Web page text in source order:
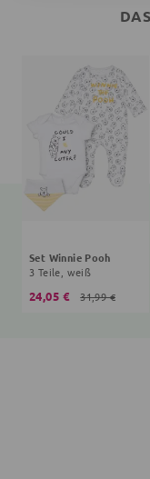
Set Winnie Pooh
3 Teile, weiß
24,05 € 31,99 €